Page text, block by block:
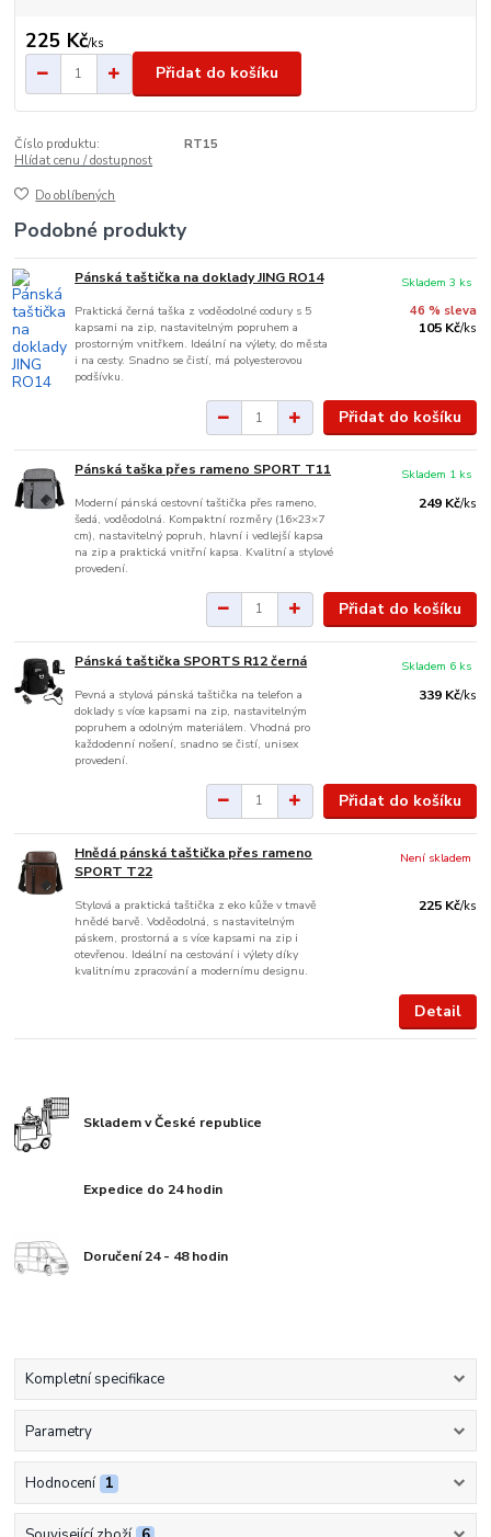
225 Kč/ks
Přidat do košíku
Číslo produktu:
RT15
Hlídat cenu / dostupnost
Do oblíbených
Podobné produkty
Pánská taštička na doklady JING RO14
Praktická černá taška z voděodolné codury s 5
kapsami na zip, nastavitelným popruhem a
prostorným vnitřkem. Ideální na výlety, do města
i na cesty. Snadno se čistí, má polyesterovou
podšívku.
46 % sleva
105 Kč/ks
Skladem 3 ks
Přidat do košíku
Pánská taška přes rameno SPORT T11
Moderní pánská cestovní taštička přes rameno,
šedá, voděodolná. Kompaktní rozměry (16×23×7
cm), nastavitelný popruh, hlavní i vedlejší kapsa
na zip a praktická vnitřní kapsa. Kvalitní a stylové
provedení.
249 Kč/ks
Skladem 1 ks
Přidat do košíku
Pánská taštička SPORTS R12 černá
Pevná a stylová pánská taštička na telefon a
doklady s více kapsami na zip, nastavitelným
popruhem a odolným materiálem. Vhodná pro
každodenní nošení, snadno se čistí, unisex
provedení.
339 Kč/ks
Skladem 6 ks
Přidat do košíku
Hnědá pánská taštička přes rameno
SPORT T22
Stylová a praktická taštička z eko kůže v tmavě
hnědé barvě. Voděodolná, s nastavitelným
páskem, prostorná a s více kapsami na zip i
otevřenou. Ideální na cestování i výlety díky
kvalitnímu zpracování a modernímu designu.
225 Kč/ks
Není skladem
Detail
Skladem v České republice
Expedice do 24 hodin
Doručení 24 - 48 hodin
Kompletní specifikace
Parametry
Hodnocení 1